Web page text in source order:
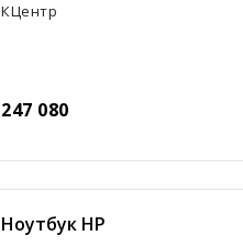
КЦентр
247 080
Ноутбук HP